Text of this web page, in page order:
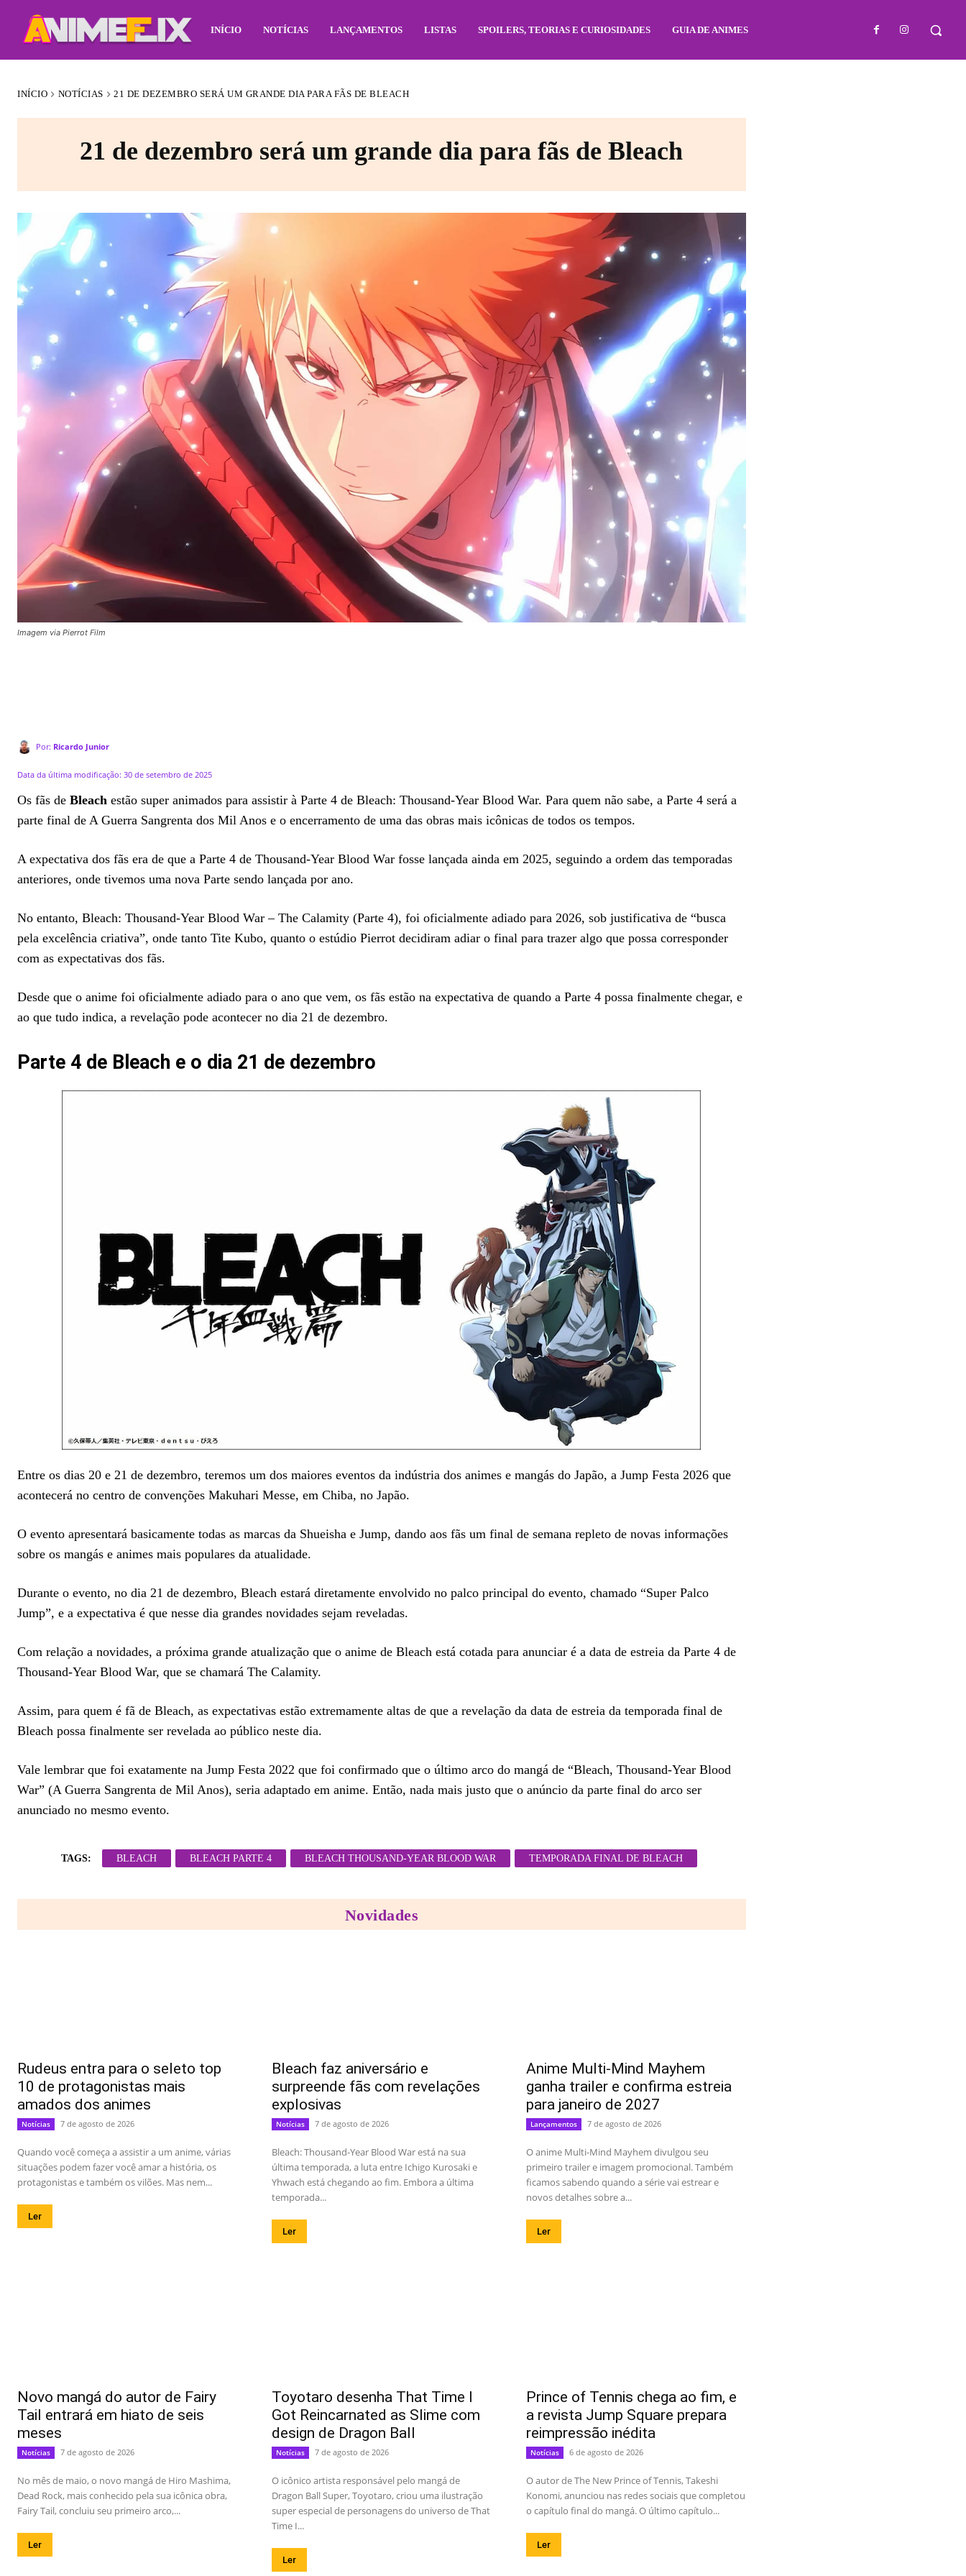
INÍCIO NOTÍCIAS LANÇAMENTOS LISTAS SPOILERS, TEORIAS E CURIOSIDADES GUIA DE ANIMES
INÍCIO NOTÍCIAS 21 DE DEZEMBRO SERÁ UM GRANDE DIA PARA FÃS DE BLEACH
21 de dezembro será um grande dia para fãs de Bleach
Imagem via Pierrot Film
Por: Ricardo Junior
Data da última modificação: 30 de setembro de 2025
Os fãs de Bleach estão super animados para assistir à Parte 4 de Bleach: Thousand-Year Blood War. Para quem não sabe, a Parte 4 será a
parte final de A Guerra Sangrenta dos Mil Anos e o encerramento de uma das obras mais icônicas de todos os tempos.
A expectativa dos fãs era de que a Parte 4 de Thousand-Year Blood War fosse lançada ainda em 2025, seguindo a ordem das temporadas
anteriores, onde tivemos uma nova Parte sendo lançada por ano.
No entanto, Bleach: Thousand-Year Blood War – The Calamity (Parte 4), foi oficialmente adiado para 2026, sob justificativa de “busca
pela excelência criativa”, onde tanto Tite Kubo, quanto o estúdio Pierrot decidiram adiar o final para trazer algo que possa corresponder
com as expectativas dos fãs.
Desde que o anime foi oficialmente adiado para o ano que vem, os fãs estão na expectativa de quando a Parte 4 possa finalmente chegar, e
ao que tudo indica, a revelação pode acontecer no dia 21 de dezembro.
Parte 4 de Bleach e o dia 21 de dezembro
Entre os dias 20 e 21 de dezembro, teremos um dos maiores eventos da indústria dos animes e mangás do Japão, a Jump Festa 2026 que
acontecerá no centro de convenções Makuhari Messe, em Chiba, no Japão.
O evento apresentará basicamente todas as marcas da Shueisha e Jump, dando aos fãs um final de semana repleto de novas informações
sobre os mangás e animes mais populares da atualidade.
Durante o evento, no dia 21 de dezembro, Bleach estará diretamente envolvido no palco principal do evento, chamado “Super Palco
Jump”, e a expectativa é que nesse dia grandes novidades sejam reveladas.
Com relação a novidades, a próxima grande atualização que o anime de Bleach está cotada para anunciar é a data de estreia da Parte 4 de
Thousand-Year Blood War, que se chamará The Calamity.
Assim, para quem é fã de Bleach, as expectativas estão extremamente altas de que a revelação da data de estreia da temporada final de
Bleach possa finalmente ser revelada ao público neste dia.
Vale lembrar que foi exatamente na Jump Festa 2022 que foi confirmado que o último arco do mangá de “Bleach, Thousand-Year Blood
War” (A Guerra Sangrenta de Mil Anos), seria adaptado em anime. Então, nada mais justo que o anúncio da parte final do arco ser
anunciado no mesmo evento.
TAGS: BLEACH BLEACH PARTE 4 BLEACH THOUSAND-YEAR BLOOD WAR TEMPORADA FINAL DE BLEACH
Novidades
Rudeus entra para o seleto top
10 de protagonistas mais
amados dos animes
Notícias 7 de agosto de 2026
Quando você começa a assistir a um anime, várias
situações podem fazer você amar a história, os
protagonistas e também os vilões. Mas nem...
Ler
Bleach faz aniversário e
surpreende fãs com revelações
explosivas
Notícias 7 de agosto de 2026
Bleach: Thousand-Year Blood War está na sua
última temporada, a luta entre Ichigo Kurosaki e
Yhwach está chegando ao fim. Embora a última
temporada...
Ler
Anime Multi-Mind Mayhem
ganha trailer e confirma estreia
para janeiro de 2027
Lançamentos 7 de agosto de 2026
O anime Multi-Mind Mayhem divulgou seu
primeiro trailer e imagem promocional. Também
ficamos sabendo quando a série vai estrear e
novos detalhes sobre a...
Ler
Novo mangá do autor de Fairy
Tail entrará em hiato de seis
meses
Notícias 7 de agosto de 2026
No mês de maio, o novo mangá de Hiro Mashima,
Dead Rock, mais conhecido pela sua icônica obra,
Fairy Tail, concluiu seu primeiro arco,...
Ler
Toyotaro desenha That Time I
Got Reincarnated as Slime com
design de Dragon Ball
Notícias 7 de agosto de 2026
O icônico artista responsável pelo mangá de
Dragon Ball Super, Toyotaro, criou uma ilustração
super especial de personagens do universo de That
Time I...
Ler
Prince of Tennis chega ao fim, e
a revista Jump Square prepara
reimpressão inédita
Notícias 6 de agosto de 2026
O autor de The New Prince of Tennis, Takeshi
Konomi, anunciou nas redes sociais que completou
o capítulo final do mangá. O último capítulo...
Ler